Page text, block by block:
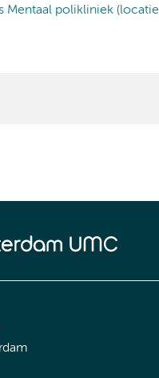
Mentaal polikliniek (locatie